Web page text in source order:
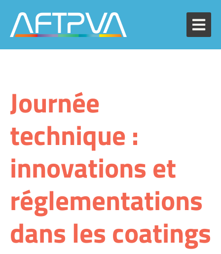
Journée
technique :
innovations et
réglementations
dans les coatings